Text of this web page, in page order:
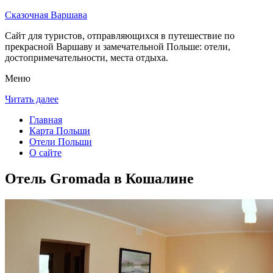
Сказочная Варшава
Сайт для туристов, отправляющихся в путешествие по
прекрасной Варшаву и замечательной Польше: отели,
достопримечательности, места отдыха.
Меню
Читать далее
Главная
Карта Польши
Отели Польши
О сайте
Отель Gromada в Кошалине